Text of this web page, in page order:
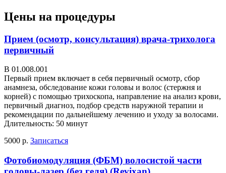
Цены на процедуры
Прием (осмотр, консультация) врача-трихолога
первичный
В 01.008.001
Первый прием включает в себя первичный осмотр, сбор
анамнеза, обследование кожи головы и волос (стержня и
корней) с помощью трихоскопа, направление на анализ крови,
первичный диагноз, подбор средств наружной терапии и
рекомендации по дальнейшему лечению и уходу за волосами.
Длительность: 50 минут
5000 р. Записаться
Фотобиомодуляция (ФБМ) волосистой части